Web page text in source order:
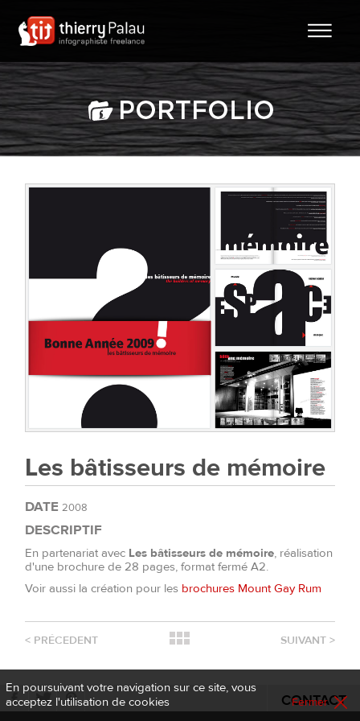
Les bâtisseurs de mémoire
DATE2008
DESCRIPTIF
En partenariat avec Les bâtisseurs de mémoire, réalisation
d'une brochure de 28 pages, format fermé A2.
Voir aussi la création pour les brochures Mount Gay Rum
< PRÉCEDENT SUIVANT >
CONTACT
En poursuivant votre navigation sur ce site, vous
acceptez l'utilisation de cookies
Fermer